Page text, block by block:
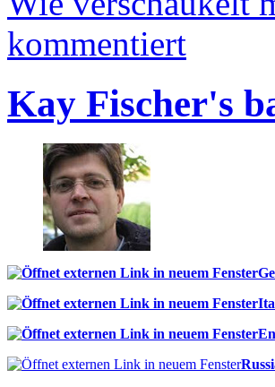
kommentiert
Kay Fischer's